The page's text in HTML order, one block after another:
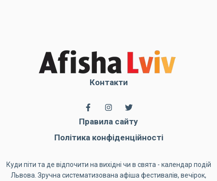
Контакти
Правила сайту
Політика конфіденційності
Куди піти та де відпочити на вихідні чи в свята - календар подій
Львова. Зручна систематизована афіша фестивалів, вечірок,